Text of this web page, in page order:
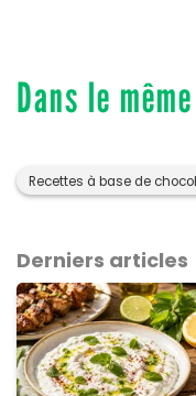
Dans le
Recettes à base de
Derniers articles